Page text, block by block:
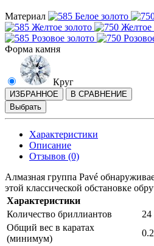
Материал
Форма камня
Круг
ИЗБРАННОЕ
В СРАВНЕНИЕ
Выбрать
Характеристики
Описание
Отзывов (0)
Алмазная группа Pavé
этой классической обстановке
Характеристики
Количество бриллиантов
24
Общий вес в каратах
(минимум)